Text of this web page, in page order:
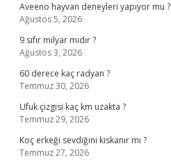
Aveeno hayvan deneyleri yapıyor mu ?
Ağustos 5, 2026
9 sıfır milyar mıdır ?
Ağustos 3, 2026
60 derece kaç radyan ?
Temmuz 30, 2026
Ufuk çizgisi kaç km uzakta ?
Temmuz 29, 2026
Koç erkeği sevdiğini kıskanır mı ?
Temmuz 27, 2026